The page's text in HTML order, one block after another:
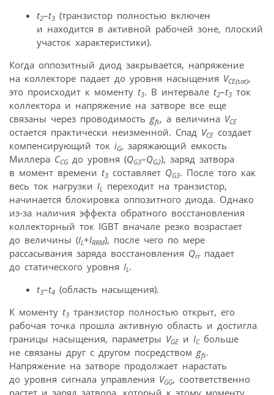
t2–t3 (транзистор полностью включен
и находится в активной рабочей зоне, плоский
участок характеристики).
Когда оппозитный диод закрывается, напряжение
на коллекторе падает до уровня насыщения VCE(sat),
это происходит к моменту t3. В интервале t2–t3 ток
коллектора и напряжение на затворе все еще
связаны через проводимость gfs, а величина VCE
остается практически неизменной. Спад VCE создает
компенсирующий ток iG, заряжающий емкость
Миллера СCG до уровня (QG3–QG2), заряд затвора
в момент времени t3 составляет QG3. После того как
весь ток нагрузки IL переходит на транзистор,
начинается блокировка оппозитного диода. Однако
из-за наличия эффекта обратного восстановления
коллекторный ток IGBT вначале резко возрастает
до величины (IL+IRRM), после чего по мере
рассасывания заряда восстановления Qrrпадает
до статического уровня IL.
t3–t4 (область насыщения).
К моменту t3 транзистор полностью открыт, его
рабочая точка прошла активную область и достигла
границы насыщения, параметры VGE и ICбольше
не связаны друг с другом посредством gfs.
Напряжение на затворе продолжает нарастать
до уровня сигнала управления VGG, соответственно